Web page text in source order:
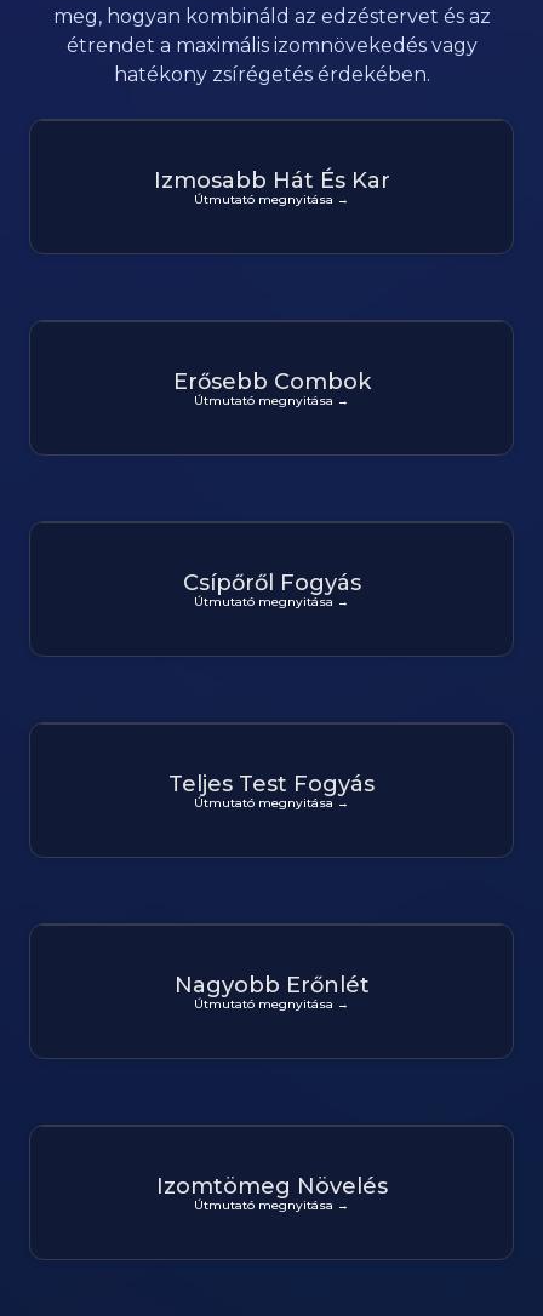
meg, hogyan kombináld az edzéstervet és az
étrendet a maximális izomnövekedés vagy
hatékony zsírégetés érdekében.
Izmosabb Hát És Kar
Útmutató megnyitása →
Erősebb Combok
Útmutató megnyitása →
Csípőről Fogyás
Útmutató megnyitása →
Teljes Test Fogyás
Útmutató megnyitása →
Nagyobb Erőnlét
Útmutató megnyitása →
Izomtömeg Növelés
Útmutató megnyitása →